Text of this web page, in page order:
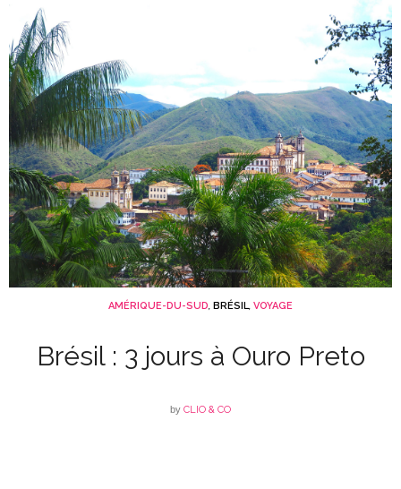
AMÉRIQUE-DU-SUD, BRÉSIL, VOYAGE
Brésil : 3 jours à Ouro Preto
by CLIO & CO